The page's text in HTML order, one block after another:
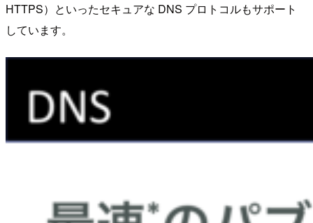
HTTPS）といったセキュアな DNS プロトコルもサポート
しています。